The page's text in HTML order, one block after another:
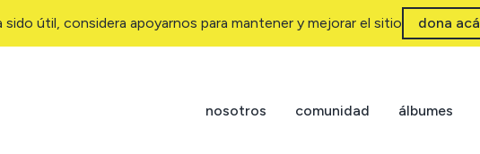
útil, considera apoyarnos para mantener y mejorar el sitio dona acá
nosotros comunidad álbumes